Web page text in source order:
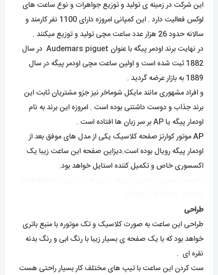
این شرکت در زمینه ی تولید و توزیع جواهرات و نوع ساعت های
لوکس فعالیت دارد . این کمپانی امروزه دارای 1100 نفر کارمند و
سالانه حدود 26 هزار عدد ساعت مچی تولید و توزیع میکنند .
در نهایت برند اودمر پیگه با عنوان Audemars piguet در سال
1882 ثبت شده است و اولین ساعت مچی اودمر پیگه در سال
1889 به بازار عرضه گردید .
و افراد مشهوری مانند مایکل شوماخر نیز جزو مشتریان ثابت این
برند جذاب و دوست داشتنی بوده است . امروزه این برند به نام
اودمار پیگه یا AP بر سر زبان ها افتاده است .
APموتور کوارتز صفحه کلاسیک یکی از مدل های موفق بعد از
اودمار پیگه رویال بوده است.دیزاین صفحه این ساعت زیبا یک
اکسسوری خاص و تکمیل کننده استایل خواهد بود.
طراحی
طراحی این ساعت به صورت کلاسیک و تک موتوره با منبع باتری
خواهد بود که با یک صفحه ی بسیار زیبا با رنگ ابی و رنگ بدنه
نقره ای .
ست کردن این ساعت با تیپ های مختلف کار بسیار راحتی هست